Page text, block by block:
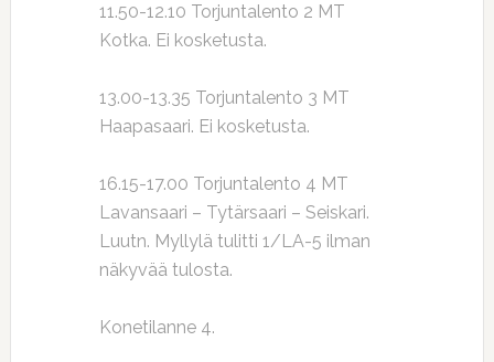
11.50-12.10 Torjuntalento 2 MT
Kotka. Ei kosketusta.
13.00-13.35 Torjuntalento 3 MT
Haapasaari. Ei kosketusta.
16.15-17.00 Torjuntalento 4 MT
Lavansaari – Tytärsaari – Seiskari.
Luutn. Myllylä tulitti 1/LA-5 ilman
näkyvää tulosta.
Konetilanne 4.